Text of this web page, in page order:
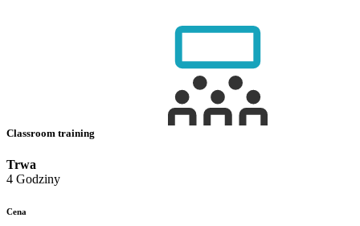
Classroom training
Trwa
4 Godziny
Cena